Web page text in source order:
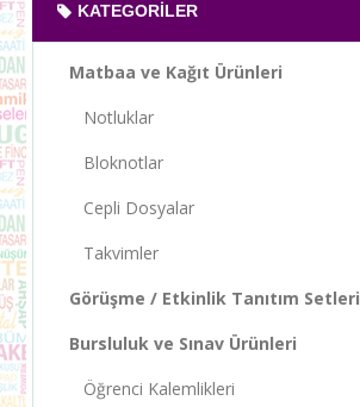
KATEGORILER
Matbaa ve Kağıt Ürünleri
Notluklar
Bloknotlar
Cepli Dosyalar
Takvimler
Görüşme / Etkinlik Tanıtım Setleri
Bursluluk ve Sınav Ürünleri
Öğrenci Kalemlikleri